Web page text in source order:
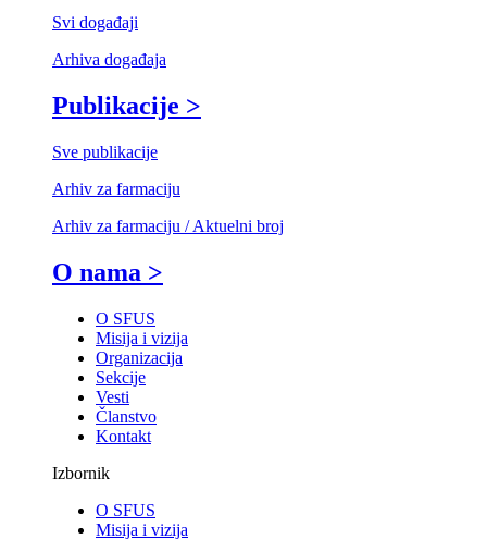
Svi događaji
Arhiva događaja
Publikacije >
Sve publikacije
Arhiv za farmaciju
Arhiv za farmaciju / Aktuelni broj
O nama >
O SFUS
Misija i vizija
Organizacija
Sekcije
Vesti
Članstvo
Kontakt
Izbornik
O SFUS
Misija i vizija